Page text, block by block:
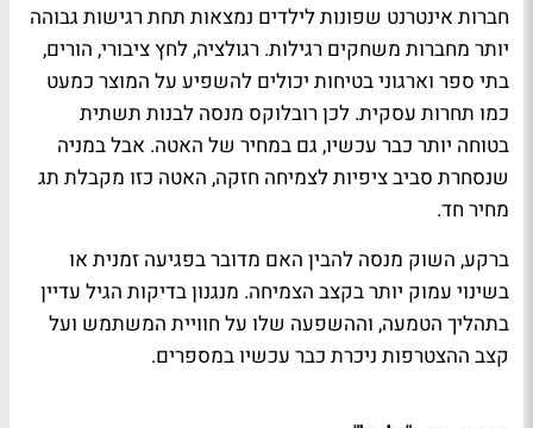
חברות אינטרנט שפונות לילדים נמצאות תחת רגישות גבוהה
יותר מחברות משחקים רגילות. רגולציה, לחץ ציבורי, הורים,
בתי ספר וארגוני בטיחות יכולים להשפיע על המוצר כמעט
כמו תחרות עסקית. לכן רובלוקס מנסה לבנות תשתית
בטוחה יותר כבר עכשיו, גם במחיר של האטה. אבל במניה
שנסחרת סביב ציפיות לצמיחה חזקה, האטה כזו מקבלת תג
מחיר חד.
ברקע, השוק מנסה להבין האם מדובר בפגיעה זמנית או
בשינוי עמוק יותר בקצב הצמיחה. מנגנון בדיקות הגיל עדיין
בתהליך הטמעה, וההשפעה שלו על חוויית המשתמש ועל
קצב ההצטרפות ניכרת כבר עכשיו במספרים.